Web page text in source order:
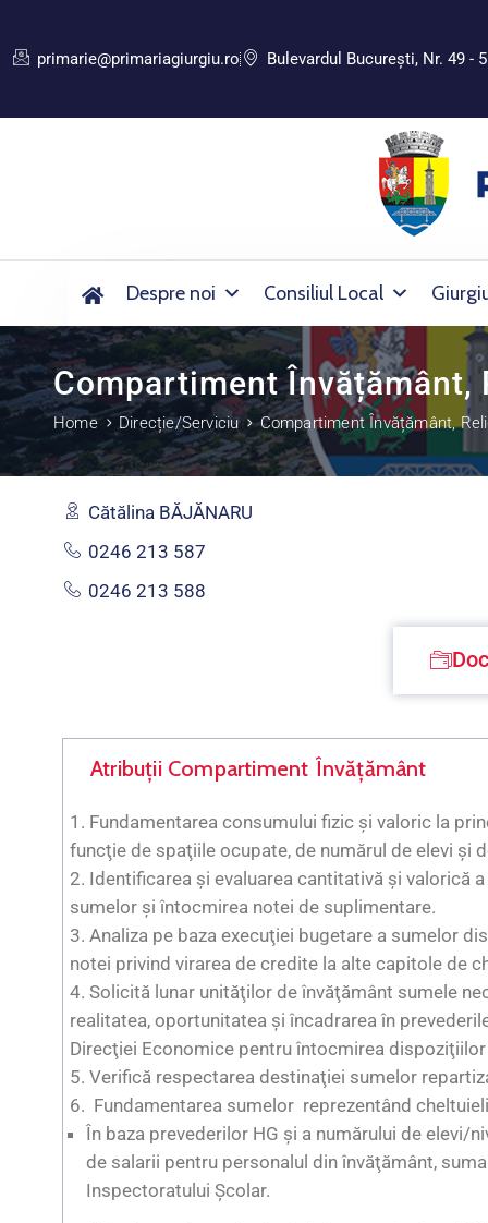
primarie@primariagiurgiu.ro Bulevardul Bucureşti, Nr. 49 -
Despre noi Consiliul Local
Compartiment Învățământ,
Home Direcție/Serviciu Compartiment Învățământ,
Cătălina BĂJĂNARU
0246 213 587
0246 213 588
Atribuții Compartiment Învăţământ
1. Fundamentarea consumului fizic şi valoric la
funcţie de spaţiile ocupate, de numărul de elevi şi
2. Identificarea şi evaluarea cantitativă şi valorică
sumelor şi întocmirea notei de suplimentare.
3. Analiza pe baza execuţiei bugetare a sumelor
notei privind virarea de credite la alte capitole de
4. Solicită lunar unităţilor de învăţământ sumele
realitatea, oportunitatea şi încadrarea în
Direcţiei Economice pentru întocmirea
5. Verifică respectarea destinaţiei sumelor
6. Fundamentarea sumelor reprezentând
În baza prevederilor HG şi a numărului de
de salarii pentru personalul din învăţământ,
Inspectoratului Şcolar.